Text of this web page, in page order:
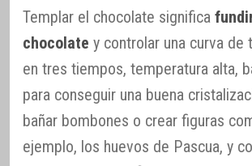
Templar el chocolate significa
chocolate y controlar una curva de
en tres tiempos, temperatura alta,
para conseguir una buena
bañar bombones o crear figuras
ejemplo, los huevos de Pascua, y